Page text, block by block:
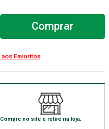
Comprar
Compre no site e retire na loja.